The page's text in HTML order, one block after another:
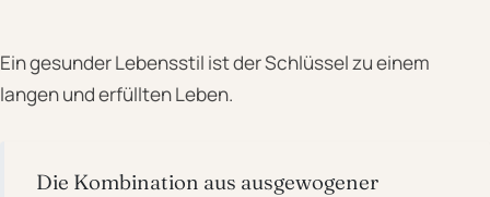
Ein gesunder Lebensstil ist der Schlüssel zu einem
langen und erfüllten Leben.
Die Kombination aus ausgewogener